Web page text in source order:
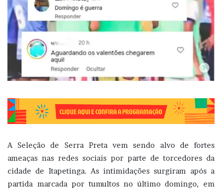
A Seleção de Serra Preta vem sendo alvo de fortes
ameaças nas redes sociais por parte de torcedores da
cidade de Itapetinga. As intimidações surgiram após a
partida marcada por tumultos no último domingo, em